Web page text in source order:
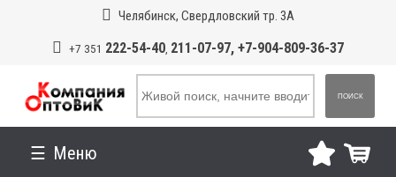
Челябинск, Свердловский тр. 3А
+7 351 222-54-40, 211-07-97, +7-904-809-36-37
ПОИСК
Меню